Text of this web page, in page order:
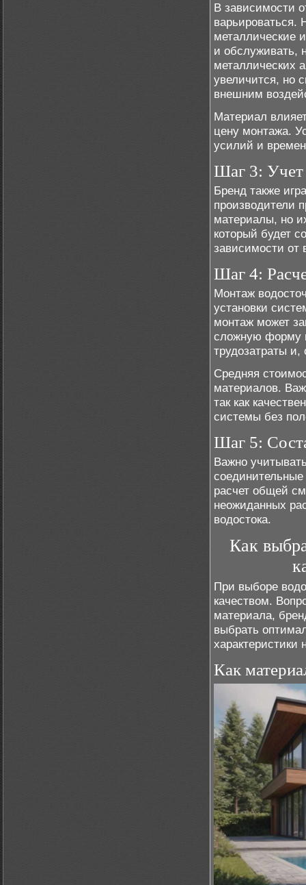
В зависимости
металлические
и обслуживать,
металлических
увеличится, но
внешним
Материал
цену монтажа.
усилий и
Шаг 3: Учет
Бренд также
производители
материалы, но
который будет
зависимости от
Шаг 4:
Монтаж
установки
монтаж может
сложную форму
трудозатраты и,
Средняя
материалов.
так как
системы без
Шаг 5:
Важно
расчет общей
неожиданных
водостока.
Как
При выборе
качеством.
материала,
выбрать
характеристики
Как